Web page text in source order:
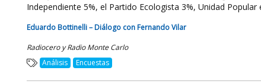
Independiente 5%, el Partido Ecologista 3%, Unidad Popular
Eduardo Bottinelli – Diálogo con Fernando Vilar
Radiocero y Radio Monte Carlo
Análisis
Encuestas